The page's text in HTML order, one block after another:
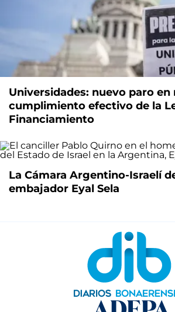
Universidades: nuevo paro en
cumplimiento efectivo de la
Financiamiento
La Cámara Argentino-Israelí
embajador Eyal Sela